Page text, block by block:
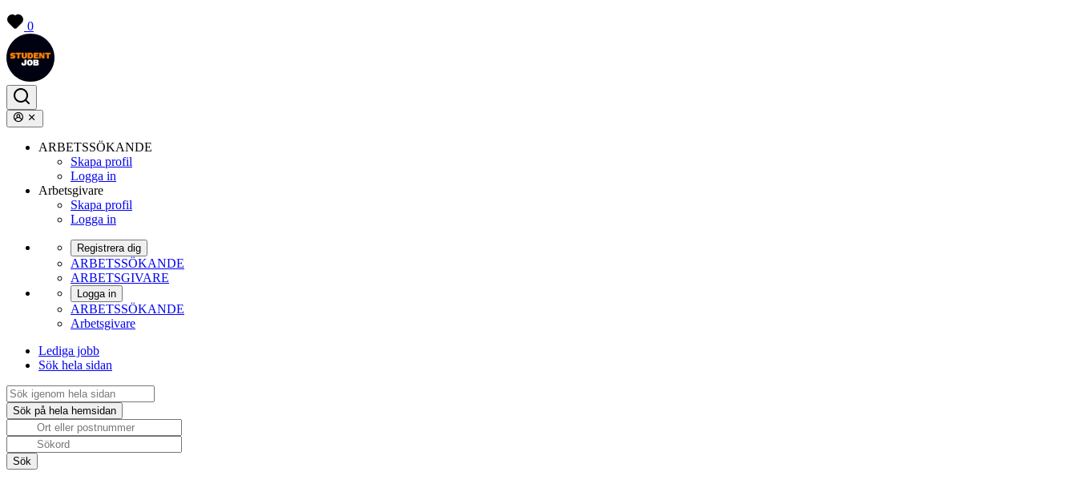
0
ARBETSSÖKANDE
Skapa profil
Logga in
Arbetsgivare
Skapa profil
Logga in
Registrera dig
ARBETSSÖKANDE
ARBETSGIVARE
Logga in
ARBETSSÖKANDE
Arbetsgivare
Lediga jobb
Sök hela sidan